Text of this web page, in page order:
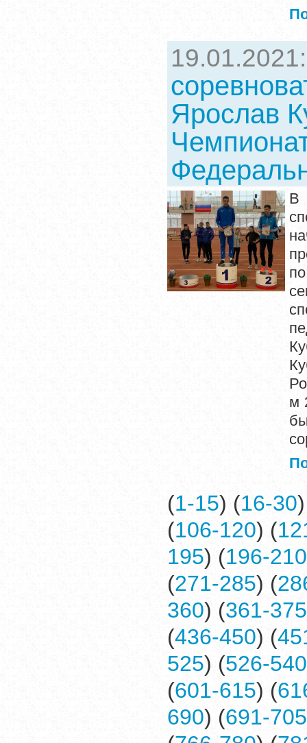
Ярослав
В
м
(1-15) (16-30
(106-120) (
195) (196-210
(271-285) (
360) (361-375
(436-450) (
525) (526-540
(601-615) (
690) (691-705